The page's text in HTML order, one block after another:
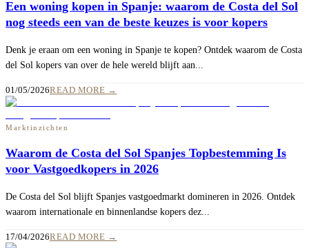
Een woning kopen in Spanje: waarom de Costa del Sol
nog steeds een van de beste keuzes is voor kopers
Denk je eraan om een woning in Spanje te kopen? Ontdek waarom de Costa
del Sol kopers van over de hele wereld blijft aan...
01/05/2026READ MORE →
Marktinzichten
Waarom de Costa del Sol Spanjes Topbestemming Is
voor Vastgoedkopers in 2026
De Costa del Sol blijft Spanjes vastgoedmarkt domineren in 2026. Ontdek
waarom internationale en binnenlandse kopers dez...
17/04/2026READ MORE →